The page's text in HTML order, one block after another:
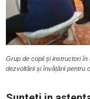
Grup de copii și instructori în
dezvoltării și învățării pentru